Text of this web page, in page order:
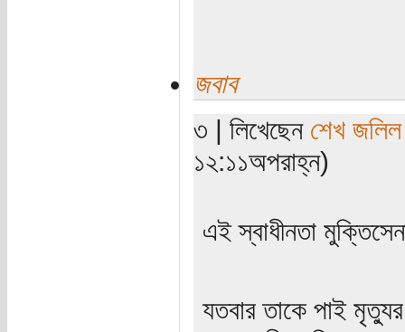
জবাব
৩ | লিখেছেন শেখ জলিল
১২:১১অপরাহ্ন)
এই স্বাধীনতা
যতবার তাকে পাই